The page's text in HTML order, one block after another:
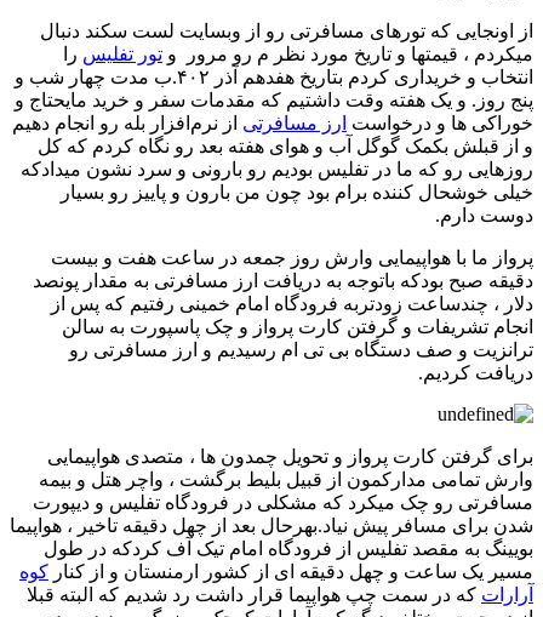
از اونجایی که تورهای مسافرتی رو از وبسایت لست سکند دنبال
میکردم ، قیمتها و تاریخ مورد نظر م رو مرور و تور تفلیس را
انتخاب و خریداری کردم بتاریخ هفدهم آذر ۴۰۲.ب مدت چهار شب و
پنج روز. و یک هفته وقت داشتیم که مقدمات سفر و خرید مایحتاج و
خوراکی ها و درخواست ارز مسافرتی از نرم‌افزار بله رو انجام دهیم
و از قبلش بکمک گوگل آب و هوای هفته بعد رو نگاه کردم که کل
روزهایی رو که ما در تفلیس بودیم رو بارونی و سرد نشون میدادکه
خیلی خوشحال کننده برام بود چون من بارون و پاییز رو بسیار
دوست دارم.
پرواز ما با هواپیمایی وارش روز جمعه در ساعت هفت و بیست
دقیقه صبح بودکه باتوجه به دریافت ارز مسافرتی به مقدار پونصد
دلار ، چندساعت زودتربه فرودگاه امام خمینی رفتیم که پس از
انجام تشریفات و گرفتن کارت پرواز و چک پاسپورت به سالن
ترانزیت و صف دستگاه بی تی ام رسیدیم و ارز مسافرتی رو
دریافت کردیم.
برای گرفتن کارت پرواز و تحویل چمدون ها ، متصدی هواپیمایی
وارش تمامی مدارکمون از قبیل بلیط برگشت ، واچر هتل و بیمه
مسافرتی رو چک میکرد که مشکلی در فرودگاه تفلیس و دیپورت
شدن برای مسافر پیش نیاد.بهرحال بعد از چهل دقیقه تاخیر ، هواپیما
بویینگ به مقصد تفلیس از فرودگاه امام تیک آف کردکه در طول
مسیر یک ساعت و چهل دقیقه ای از کشور ارمنستان و از کنار کوه
آرارات که در سمت چپ هواپیما قرار داشت رد شدیم که البته قبلا